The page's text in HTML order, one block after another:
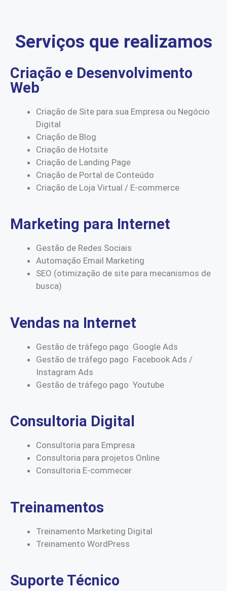
Serviços que realizamos
Criação e Desenvolvimento
Web
Criação de Site para sua Empresa ou Negócio
Digital
Criação de Blog
Criação de Hotsite
Criação de Landing Page
Criação de Portal de Conteúdo
Criação de Loja Virtual / E-commerce
Marketing para Internet
Gestão de Redes Sociais
Automação Email Marketing
SEO (otimização de site para mecanismos de
busca)
Vendas na Internet
Gestão de tráfego pago Google Ads
Gestão de tráfego pago Facebook Ads /
Instagram Ads
Gestão de tráfego pago Youtube
Consultoria Digital
Consultoria para Empresa
Consultoria para projetos Online
Consultoria E-commecer
Treinamentos
Treinamento Marketing Digital
Treinamento WordPress
Suporte Técnico